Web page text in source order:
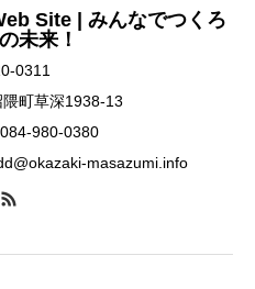
Site | みんなでつくろ
未来！
0311
町草深1938-13
980-0380
masazumi.info